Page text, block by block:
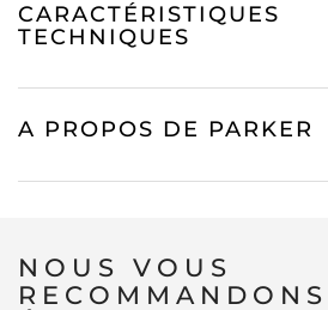
CARACTÉRISTIQUES
TECHNIQUES
A PROPOS DE PARKER
NOUS VOUS
RECOMMANDONS